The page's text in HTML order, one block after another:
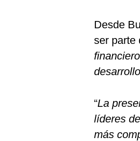
Desde
ser parte
desarrollo
“La
líderes
más